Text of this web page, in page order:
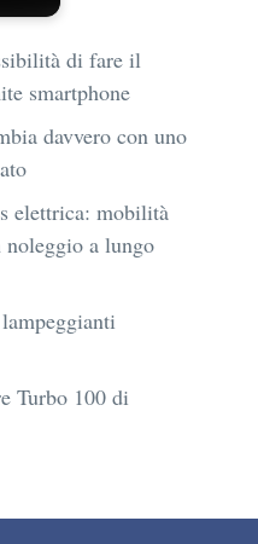
di fare il
smartphone
davvero con uno
elettrica: mobilità
noleggio a lungo
Turbo 100 di